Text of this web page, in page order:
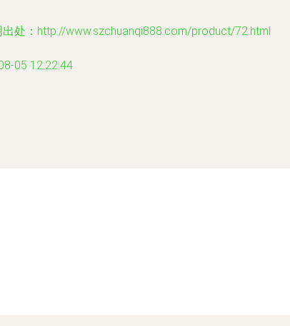
处：http://www.szchuanqi888.com/product/72.html
05 12:22:44